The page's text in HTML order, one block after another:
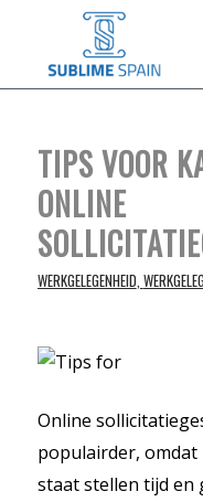
TIPS VOOR
ONLINE
WERKGELEGENHEID,
Online
populairder,
staat stellen tijd en